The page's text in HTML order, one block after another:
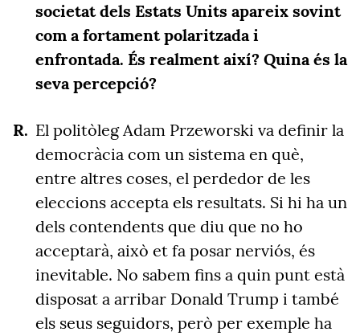
societat dels Estats Units apareix sovint
com a fortament polaritzada i
enfrontada. És realment així? Quina és la
seva percepció?
El politòleg Adam Przeworski va definir la
democràcia com un sistema en què,
entre altres coses, el perdedor de les
eleccions accepta els resultats. Si hi ha un
dels contendents que diu que no ho
acceptarà, això et fa posar nerviós, és
inevitable. No sabem fins a quin punt està
disposat a arribar Donald Trump i també
els seus seguidors, però per exemple ha